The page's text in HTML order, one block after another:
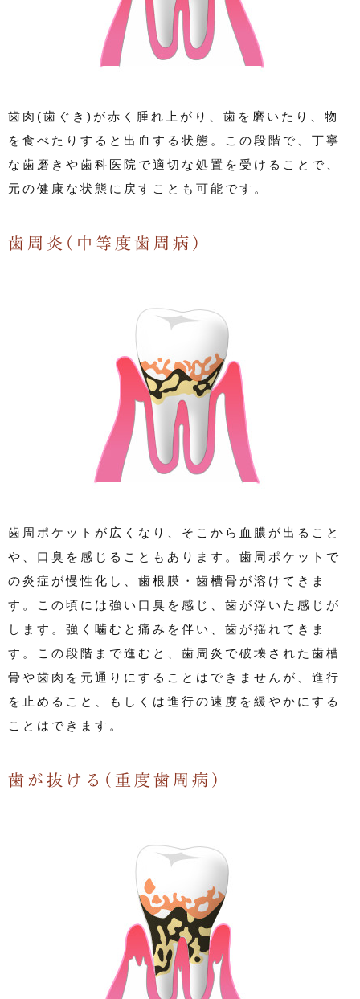
歯肉(歯ぐき)が赤く腫れ上がり、歯を磨いたり、物
を食べたりすると出血する状態。この段階で、丁寧
な歯磨きや歯科医院で適切な処置を受けることで、
元の健康な状態に戻すことも可能です。
歯周炎(中等度歯周病)
歯周ポケットが広くなり、そこから血膿が出ること
や、口臭を感じることもあります。歯周ポケットで
の炎症が慢性化し、歯根膜・歯槽骨が溶けてきま
す。この頃には強い口臭を感じ、歯が浮いた感じが
します。強く噛むと痛みを伴い、歯が揺れてきま
す。この段階まで進むと、歯周炎で破壊された歯槽
骨や歯肉を元通りにすることはできませんが、進行
を止めること、もしくは進行の速度を緩やかにする
ことはできます。
歯が抜ける(重度歯周病)